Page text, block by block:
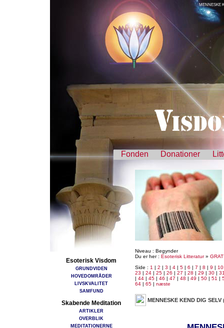
MENNESKE
Fonden Donationer
Esoterisk Visdom
GRUNDVIDEN
HOVEDOMRÅDER
LIVSKVALITET
SAMFUND
Skabende Meditation
ARTIKLER
OVERBLIK
MEDITATIONERNE
Niveau : Begynder
Du er her : Esoterisk Litteratur»
Side : 1 | 2 | 3 | 4 | 5 | 6 | 7 | 8 | 9 | 10
23 | 24 | 25 | 26 | 27 | 28 | 29 | 30 |
| 44 | 45 | 46 | 47 | 48 | 49 | 50 | 51 |
64 | 65 | næste
MENNESKE KEND DIG SELV